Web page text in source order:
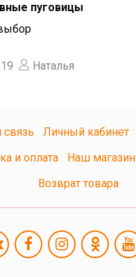
пуговицы
Наталья
связь Личный кабинет
и оплата
Наш магазин
Возврат товара